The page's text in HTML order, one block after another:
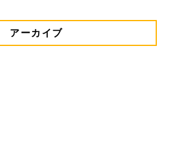
アーカイブ